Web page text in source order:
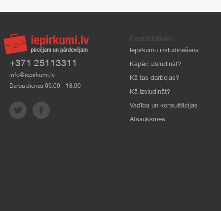
+371 25113311
info@iepirkumi.lv
Darba dienās 09:00 - 18:00
Pasūtītājiem
Iepirkumu izsludināšana
Kāpēc izsludināt?
Kā tas darbojas?
Kā izsludināt?
Vadība un konsultācijas
Atsauksmes